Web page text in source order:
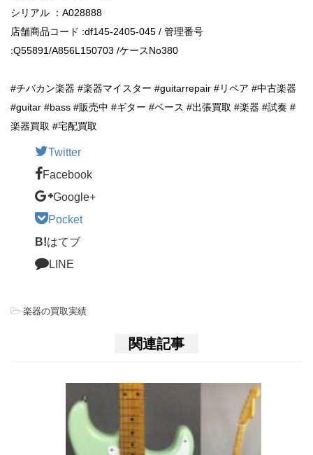
シリアル ：A028888
店舗商品コード :df145-2405-045 / 管理番号
:Q55891/A856L150703 /ケースNo380
#チバカン楽器 #楽器マイスター #guitarrepair #リペア #中古楽器
#guitar #bass #販売中 #ギター #ベース #出張買取 #楽器 #試奏 #
楽器買取 #宅配買取
Twitter
Facebook
Google+
Pocket
B!はてブ
LINE
-楽器の買取実績
関連記事